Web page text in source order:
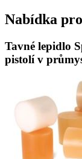
Nabídka
Tavné lepidlo
pistolí v